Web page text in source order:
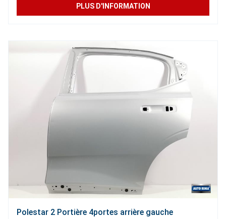
PLUS D'INFORMATION
Polestar 2 Portière 4portes arrière gauche